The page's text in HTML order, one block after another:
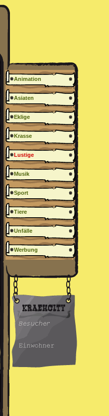
Animation
Asiaten
Eklige
Krasse
Lustige
Musik
Sport
Tiere
Unfälle
Werbung